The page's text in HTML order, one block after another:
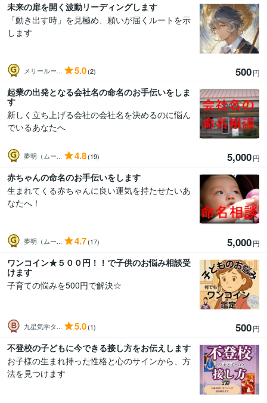
未来の扉を開く波動リーディングします
「動き出す時」を見極め、願いが届くルートを示
します
メリールー... 5.0(2) 500円
起業の出発となる会社名の命名のお手伝いをしま
す
新しく立ち上げる会社の会社名を決めるのに悩ん
でいるあなたへ
夢明（ムー... 4.8(19) 5,000円
赤ちゃんの命名のお手伝いをします
生まれてくる赤ちゃんに良い運気を持たせたいあ
なたへ！
夢明（ムー... 4.7(17) 5,000円
ワンコイン★５００円！！で子供のお悩み相談受
けます
子育ての悩みを500円で解決☆
九星気学タ... 5.0(1) 500円
不登校の子どもに今できる接し方をお伝えします
お子様の生まれ持った性格と心のサインから、方
法を見つけます